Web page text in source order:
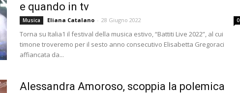
e quando in tv
Musica Eliana Catalano - 28 Giugno 2022 0
Torna su Italia1 il festival della musica estivo, “Battiti Live 2022”, al cui
timone troveremo per il sesto anno consecutivo Elisabetta Gregoraci
affiancata da...
Alessandra Amoroso, scoppia la polemica